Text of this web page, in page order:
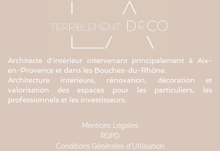
Architecte d'intérieur intervenant principalement à Aix-
en-Provence et dans les Bouches-du-Rhône.
Architecture intérieure, rénovation, décoration et
valorisation des espaces pour les particuliers, les
professionnels et les investisseurs.
Mentions Légales
RGPD
Conditions Générales d'Utilisation